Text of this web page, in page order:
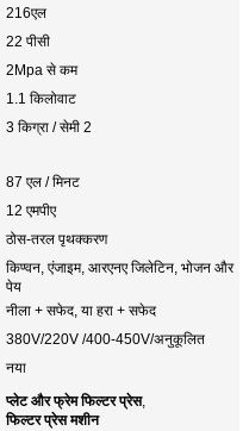
216एल
22 पीसी
2Mpa से कम
1.1 किलोवाट
3 किग्रा / सेमी 2
87 एल / मिनट
12 एमपीए
ठोस-तरल पृथक्करण
किण्वन, एंजाइम, आरएनए जिलेटिन, भोजन और
पेय
नीला + सफेद, या हरा + सफेद
380V/220V /400-450V/अनुकूलित
नया
प्लेट और फ्रेम फिल्टर प्रेस,
फिल्टर प्रेस मशीन